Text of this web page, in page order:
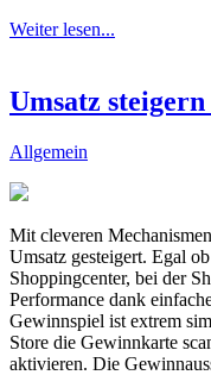
Weiter lesen...
Umsatz
Allgemein
Mit cleveren
Umsatz gesteigert. Egal
Shoppingcenter, bei der
Performance dank
Gewinnspiel ist extrem
Store die Gewinnkarte
aktivieren. Die